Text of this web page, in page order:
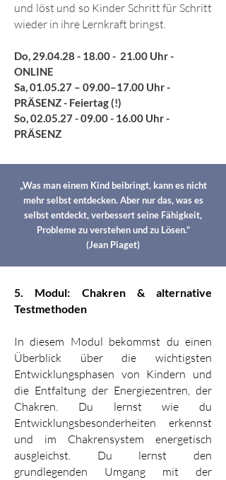
und löst und so Kinder Schritt für Schritt
wieder in ihre Lernkraft bringst.
Do, 29.04.28 - 18.00- 21.00 Uhr -
ONLINE
Sa, 01.05.27 – 09.00–17.00 Uhr -
PRÄSENZ - Feiertag (!)
So,02.05.27 - 09.00 - 16.00 Uhr -
PRÄSENZ
„Was man einem Kind beibringt, kann es nicht
mehr selbst entdecken. Aber nur das, was es
selbst entdeckt, verbessert seine Fähigkeit,
Probleme zu verstehen und zu Lösen.“
(Jean Piaget)
5. Modul: Chakren & alternative
Testmethoden
In diesem Modul bekommst du einen
Überblick über die wichtigsten
Entwicklungsphasen von Kindern und
die Entfaltung der Energiezentren, der
Chakren. Du lernst wie du
Entwicklungsbesonderheiten erkennst
und im Chakrensystem energetisch
ausgleichst. Du lernst den
grundlegenden Umgang mit der